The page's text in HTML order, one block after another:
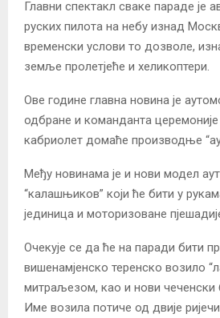
Главни спектакл сваке параде је
руских пилота на небу изнад
временски услови то дозволе,
земље пролетјеће и хеликоптери.
Ове године главна новина је
одбране и команданта церемоније
кабриолет домаће производње
Међу новинама је и нови модел
“калашњиков” који ће бити у
јединица и моторизоване
Очекује се да ће на паради бити
вишенамјенско теренско возило
митраљезом, као и нови чеченски
Име возила потиче од двије